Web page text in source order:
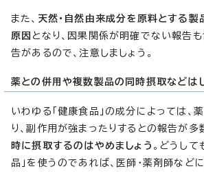
また、 天然・自然由来成分を原料とする製
原因 となり、因果関係が明確でない報告
告があるので、注意しましょう。
薬との併用や複数製品の同時摂取などは
いわゆる「健康食品」の成分によっては、
り、副作用が強まったりするとの報告が多
時に摂取するのはやめましょう 。どうして
品」を使うのであれば、医師・薬剤師など